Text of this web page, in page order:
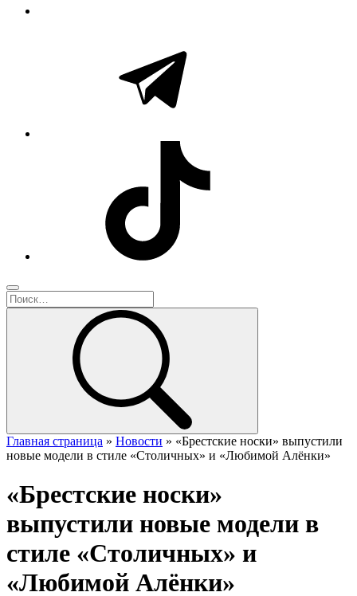
Главная страница » Новости » «Брестские носки» выпустили
новые модели в стиле «Столичных» и «Любимой Алёнки»
«Брестские носки»
выпустили новые модели в
стиле «Столичных» и
«Любимой Алёнки»